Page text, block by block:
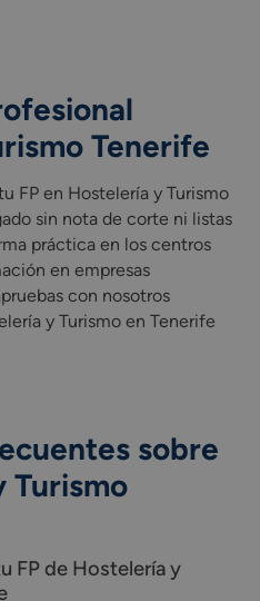
Tenerife
FP en Hostelería y Turismo
sin nota de corte ni listas
práctica en los centros
en empresas
con nosotros
y Turismo en Tenerife
sobre
Turismo
FP de Hostelería y